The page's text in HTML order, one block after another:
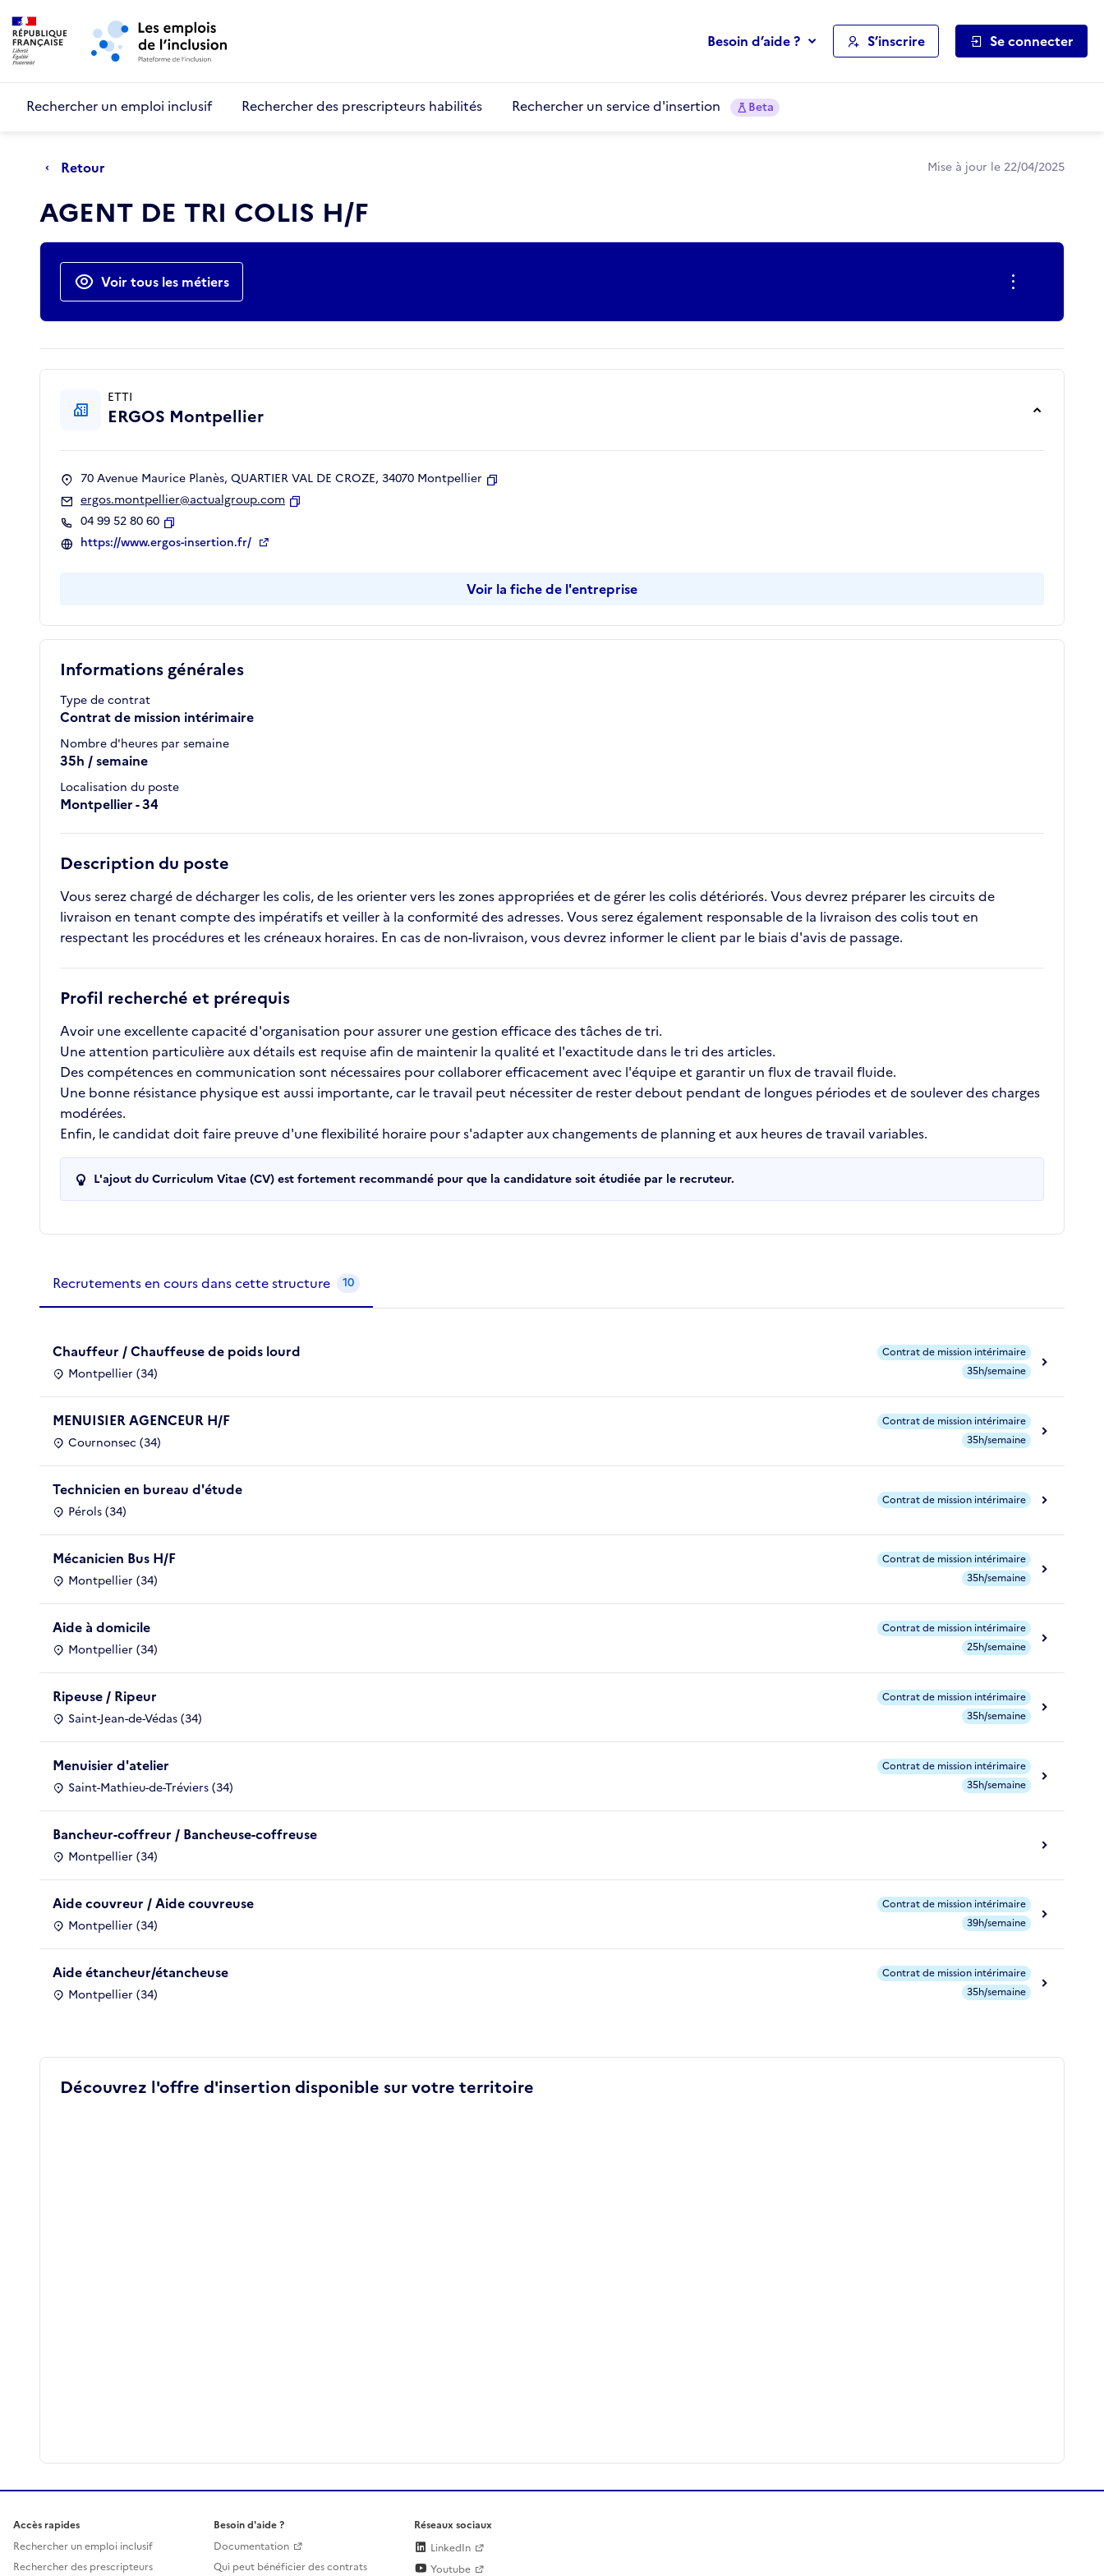
Aller au menu principal
Besoin d’aide ? S’inscrire Se connecter
Rechercher un emploi inclusif Rechercher des prescripteurs habilités Rechercher un service d'insertion Beta
Retour Mise à jour le 22/04/2025
AGENT DE TRI COLIS H/F
Actions rapides
Voir tous les métiers
Informations générales
Type de contrat
Contrat de mission intérimaire
Nombre d'heures par semaine
35h / semaine
Localisation du poste
Montpellier - 34
Description du poste
Vous serez chargé de décharger les colis, de les orienter vers les zones appropriées et de gérer les colis détériorés. Vous devrez préparer les circuits de
livraison en tenant compte des impératifs et veiller à la conformité des adresses. Vous serez également responsable de la livraison des colis tout en
respectant les procédures et les créneaux horaires. En cas de non-livraison, vous devrez informer le client par le biais d'avis de passage.
Profil recherché et prérequis
Avoir une excellente capacité d'organisation pour assurer une gestion efficace des tâches de tri.
Une attention particulière aux détails est requise afin de maintenir la qualité et l'exactitude dans le tri des articles.
Des compétences en communication sont nécessaires pour collaborer efficacement avec l'équipe et garantir un flux de travail fluide.
Une bonne résistance physique est aussi importante, car le travail peut nécessiter de rester debout pendant de longues périodes et de soulever des charges
modérées.
Enfin, le candidat doit faire preuve d'une flexibilité horaire pour s'adapter aux changements de planning et aux heures de travail variables.
L'ajout du Curriculum Vitae (CV) est fortement recommandé pour que la candidature soit étudiée par le recruteur.
ETTI
ERGOS Montpellier
70 Avenue Maurice Planès, QUARTIER VAL DE CROZE, 34070 Montpellier
ergos.montpellier@actualgroup.com
04 99 52 80 60
Copier
https://www.ergos-insertion.fr/
Voir la fiche de l'entreprise
Recrutements de la structure
Recrutements en cours dans cette structure 10
Chauffeur / Chauffeuse de poids lourd
Montpellier (34)
Contrat de mission intérimaire
35h/semaine
MENUISIER AGENCEUR H/F
Cournonsec (34)
Contrat de mission intérimaire
35h/semaine
Technicien en bureau d'étude
Pérols (34)
Contrat de mission intérimaire
Mécanicien Bus H/F
Montpellier (34)
Contrat de mission intérimaire
35h/semaine
Aide à domicile
Montpellier (34)
Contrat de mission intérimaire
25h/semaine
Ripeuse / Ripeur
Saint-Jean-de-Védas (34)
Contrat de mission intérimaire
35h/semaine
Menuisier d'atelier
Saint-Mathieu-de-Tréviers (34)
Contrat de mission intérimaire
35h/semaine
Bancheur-coffreur / Bancheuse-coffreuse
Montpellier (34)
Aide couvreur / Aide couvreuse
Montpellier (34)
Contrat de mission intérimaire
39h/semaine
Aide étancheur/étancheuse
Montpellier (34)
Contrat de mission intérimaire
35h/semaine
Découvrez l'offre d'insertion disponible sur votre territoire
Accès rapides
Rechercher un emploi inclusif
Rechercher des prescripteurs
Besoin d'aide ?
Documentation
Qui peut bénéficier des contrats
Réseaux sociaux
LinkedIn
Youtube